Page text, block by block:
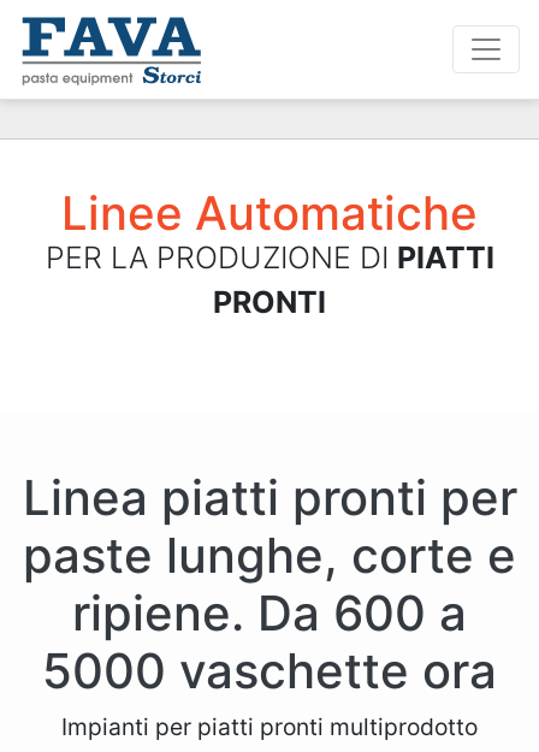
Linee Automatiche
PER LA PRODUZIONE DI PIATTI
PRONTI
Linea piatti pronti per
paste lunghe, corte e
ripiene. Da 600 a
5000 vaschette ora
Impianti per piatti pronti multiprodotto